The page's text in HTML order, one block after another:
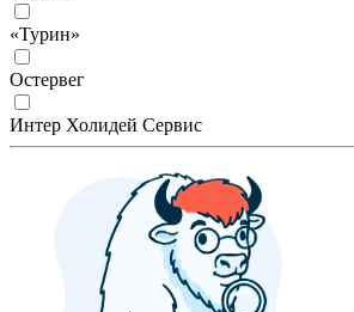
«Турин»
Остервег
Интер Холидей Сервис